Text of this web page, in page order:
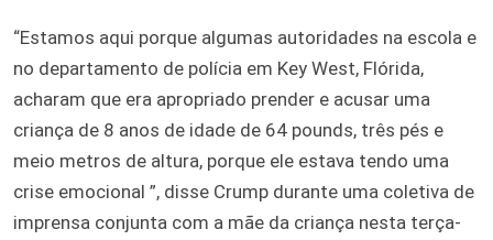
“Estamos aqui porque algumas autoridades na escola e
no departamento de polícia em Key West, Flórida,
acharam que era apropriado prender e acusar uma
criança de 8 anos de idade de 64 pounds, três pés e
meio metros de altura, porque ele estava tendo uma
crise emocional ”, disse Crump durante uma coletiva de
imprensa conjunta com a mãe da criança nesta terça-